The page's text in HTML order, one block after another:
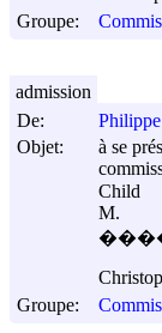
Groupe:
De:
Objet:
à se
Child
M.
Groupe:
admission